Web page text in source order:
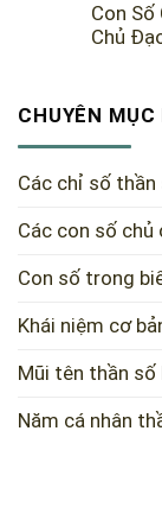
Con Số
Chủ
CHUYÊN
Các chỉ số thần
Các con số chủ
Con số trong
Khái niệm cơ
Mũi tên thần số
Năm cá nhân